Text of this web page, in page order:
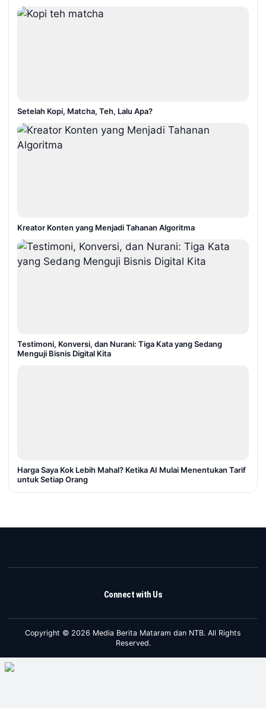
Setelah Kopi, Matcha, Teh, Lalu Apa?
Kreator Konten yang Menjadi Tahanan Algoritma
Testimoni, Konversi, dan Nurani: Tiga Kata yang Sedang
Menguji Bisnis Digital Kita
Harga Saya Kok Lebih Mahal? Ketika AI Mulai Menentukan Tarif
untuk Setiap Orang
Connect with Us
Copyright © 2026 Media Berita Mataram dan NTB. All Rights
Reserved.